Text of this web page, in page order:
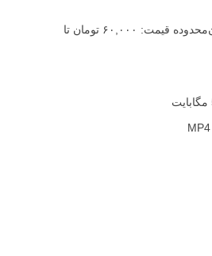
محدوده قیمت: ۶۰,۰۰۰ تومان تا